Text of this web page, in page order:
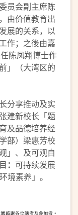
员会副主席陈
由价值教育出
展的关系，以
作；之後由嘉
陈凤翔博士作
」（大湾区的
分享推动及实
建新校长「题
及品德培养经
部）梁惠芳校
」、及可观自
： 可持续发展
境素养」。